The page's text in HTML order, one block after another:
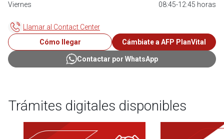
Viernes
08:45-12:45 horas
Llamar al Contact Center
Cómo llegar
Cámbiate a AFP PlanVital
Contactar por WhatsApp
Trámites digitales disponibles